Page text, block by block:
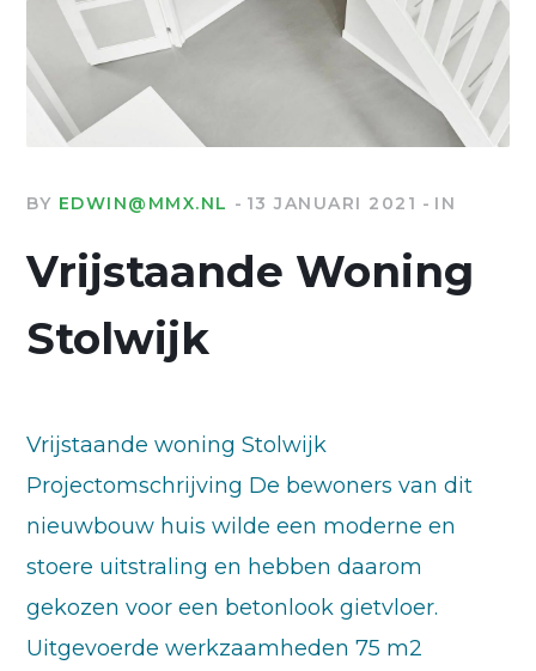
BY EDWIN@MMX.NL 13 JANUARI 2021 IN
Vrijstaande Woning
Stolwijk
Vrijstaande woning Stolwijk
Projectomschrijving De bewoners van dit
nieuwbouw huis wilde een moderne en
stoere uitstraling en hebben daarom
gekozen voor een betonlook gietvloer.
Uitgevoerde werkzaamheden 75 m2